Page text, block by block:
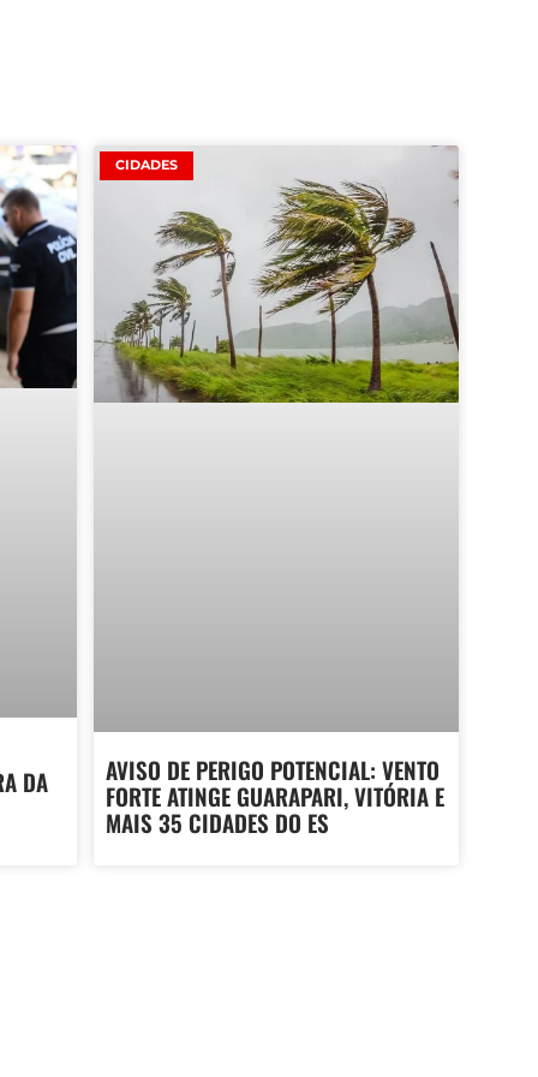
DA
CIDADES
AVISO DE PERIGO POTENCIAL: VENTO
FORTE ATINGE GUARAPARI, VITÓRIA E
MAIS 35 CIDADES DO ES